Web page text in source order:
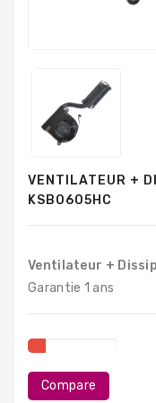
Mémoires
RAM
Durs
Composants
Composants
VENTILATEUR +
KSB0605HC
Ventilateur +
Garantie 1 ans
Compare